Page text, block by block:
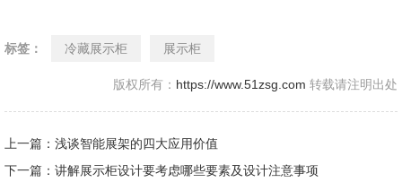
标签： 冷藏展示柜 展示柜
版权所有： https://www.51zsg.com 转载请注明出处
上一篇：浅谈智能展架的四大应用价值
下一篇：讲解展示柜设计要考虑哪些要素及设计注意事项